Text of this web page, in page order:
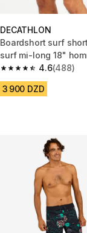
DECATHLON
Boardshort surf
surf mi-long 18"
Checky noir
4.6
4.6 out of 5 stars
(488)
3 900 DZD